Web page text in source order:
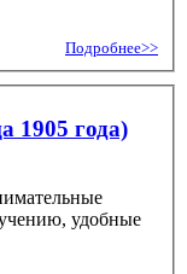
Подробнее>>
1905 года)
удобные